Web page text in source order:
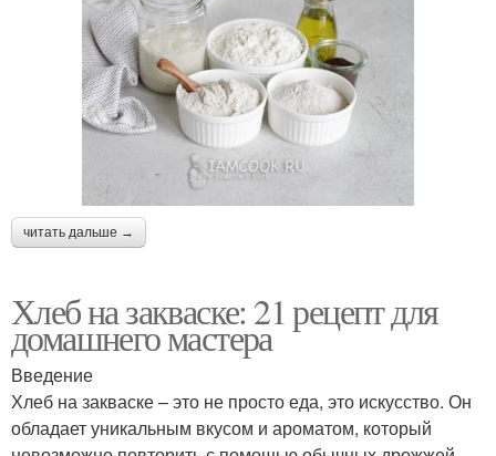
читать дальше →
Хлеб на закваске: 21 рецепт для
домашнего мастера
Введение
Хлеб на закваске – это не просто еда, это искусство. Он
обладает уникальным вкусом и ароматом, который